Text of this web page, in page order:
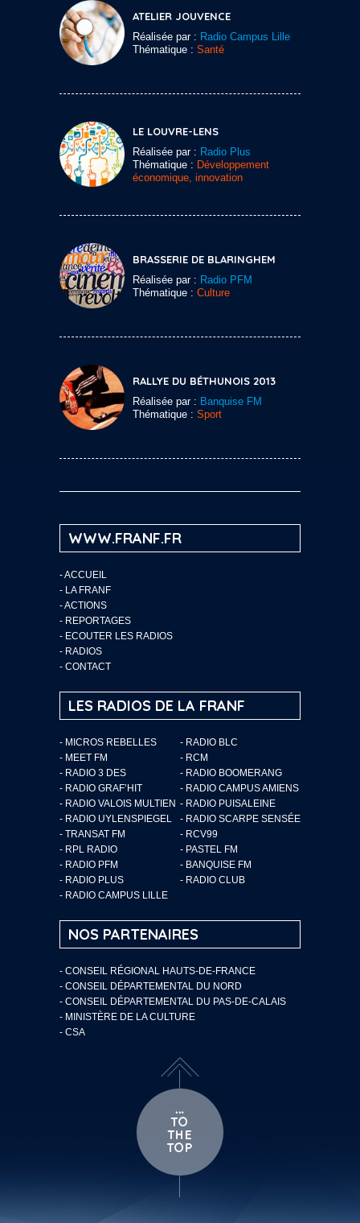
ATELIER JOUVENCE
Réalisée par : Radio Campus Lille
Thématique : Santé
LE LOUVRE-LENS
Réalisée par : Radio Plus
Thématique : Développement
économique, innovation
BRASSERIE DE BLARINGHEM
Réalisée par : Radio PFM
Thématique : Culture
RALLYE DU BÉTHUNOIS 2013
Réalisée par : Banquise FM
Thématique : Sport
WWW.FRANF.FR
-ACCUEIL
- LA FRANF
-ACTIONS
- REPORTAGES
- ECOUTER LES RADIOS
- RADIOS
- CONTACT
LES RADIOS DE LA FRANF
- MICROS REBELLES
- RADIO BLC
- MEET FM
- RCM
- RADIO 3 DES
- RADIO BOOMERANG
- RADIO GRAF’HIT
- RADIO CAMPUS AMIENS
- RADIO VALOIS MULTIEN - RADIO PUISALEINE
- RADIO UYLENSPIEGEL
- RADIO SCARPE SENSÉE
- TRANSAT FM
- RCV99
- RPL RADIO
- PASTEL FM
- RADIO PFM
- BANQUISE FM
- RADIO PLUS
- RADIO CLUB
- RADIO CAMPUS LILLE
NOS PARTENAIRES
- CONSEIL RÉGIONAL HAUTS-DE-FRANCE
- CONSEIL DÉPARTEMENTAL DU NORD
- CONSEIL DÉPARTEMENTAL DU PAS-DE-CALAIS
- MINISTÈRE DE LA CULTURE
- CSA